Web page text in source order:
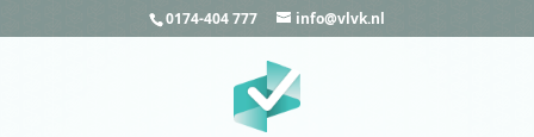
0174-404 777 info@vlvk.nl